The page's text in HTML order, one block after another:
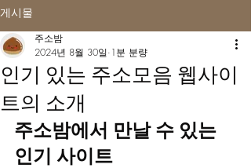
게시물
인기 있는 주소모음 웹사이
트의 소개
주소밤
2024년 8월 30일 1분 분량
주소밤에서 만날 수 있는
인기 사이트